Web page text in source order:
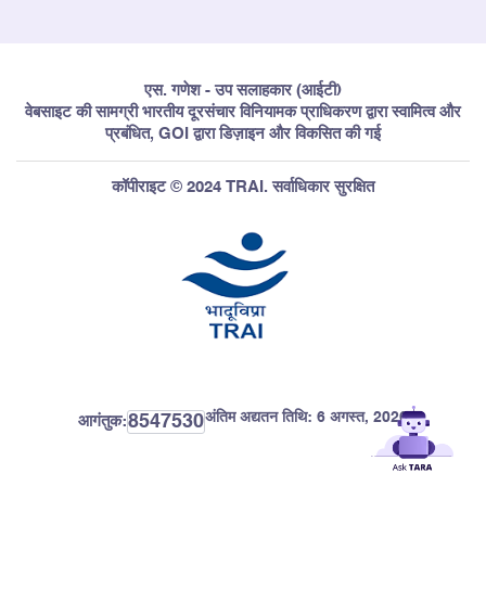
एस. गणेश - उप सलाहकार (आईटी)
वेबसाइट की सामग्री भारतीय दूरसंचार विनियामक प्राधिकरण द्वारा स्वामित्व और
प्रबंधित, GOI द्वारा डिज़ाइन और विकसित की गई
कॉपीराइट © 2024 TRAI. सर्वाधिकार सुरक्षित
आगंतुक:8547530अंतिम अद्यतन तिथि: 6 अगस्त, 2026